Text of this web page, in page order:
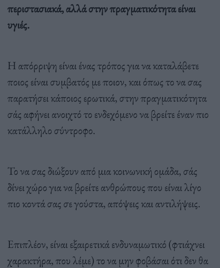
περιστασιακά, αλλά στην πραγματικότητα είναι
υγιές.
Η απόρριψη είναι ένας τρόπος για να καταλάβετε
ποιος είναι συμβατός με ποιον, και όπως το να σας
παρατήσει κάποιος ερωτικά, στην πραγματικότητα
σάς αφήνει ανοιχτό το ενδεχόμενο να βρείτε έναν πιο
κατάλληλο σύντροφο.
Το να σας διώξουν από μια κοινωνική ομάδα, σάς
δίνει χώρο για να βρείτε ανθρώπους που είναι λίγο
πιο κοντά σας σε γούστα, απόψεις και αντιλήψεις.
Επιπλέον, είναι εξαιρετικά ενδυναμωτικό (φτιάχνει
χαρακτήρα, που λέμε) το να μην φοβάσαι ότι δεν θα